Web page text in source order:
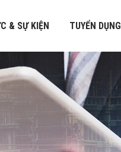
& SỰ KIỆN TUYỂN DỤNG